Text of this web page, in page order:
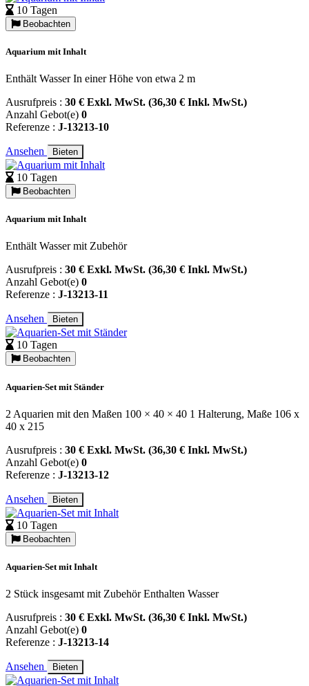
10 Tagen
Beobachten
Aquarium mit Inhalt
Enthält Wasser In einer Höhe von etwa 2 m
Ausrufpreis : 30 € Exkl. MwSt. (36,30 € Inkl. MwSt.)
Anzahl Gebot(e) 0
Referenze : J-13213-10
Ansehen Bieten
10 Tagen
Beobachten
Aquarium mit Inhalt
Enthält Wasser mit Zubehör
Ausrufpreis : 30 € Exkl. MwSt. (36,30 € Inkl. MwSt.)
Anzahl Gebot(e) 0
Referenze : J-13213-11
Ansehen Bieten
10 Tagen
Beobachten
Aquarien-Set mit Ständer
2 Aquarien mit den Maßen 100 × 40 × 40 1 Halterung, Maße 106 x
40 x 215
Ausrufpreis : 30 € Exkl. MwSt. (36,30 € Inkl. MwSt.)
Anzahl Gebot(e) 0
Referenze : J-13213-12
Ansehen Bieten
10 Tagen
Beobachten
Aquarien-Set mit Inhalt
2 Stück insgesamt mit Zubehör Enthalten Wasser
Ausrufpreis : 30 € Exkl. MwSt. (36,30 € Inkl. MwSt.)
Anzahl Gebot(e) 0
Referenze : J-13213-14
Ansehen Bieten